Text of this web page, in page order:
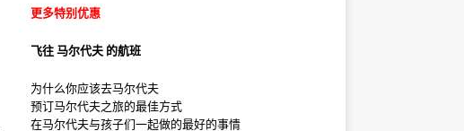
更多特别优惠
飞往 马尔代夫 的航班
为什么你应该去马尔代夫
预订马尔代夫之旅的最佳方式
在马尔代夫与孩子们一起做的最好的事情